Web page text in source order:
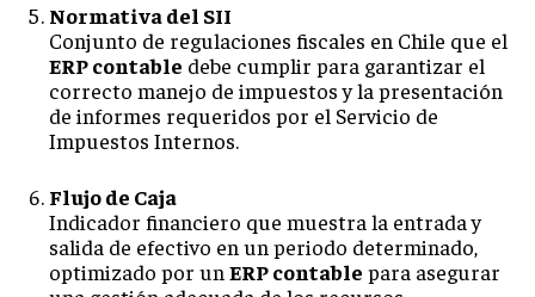
Normativa del SII
Conjunto de regulaciones fiscales en Chile que el
ERP contable debe cumplir para garantizar el
correcto manejo de impuestos y la presentación
de informes requeridos por el Servicio de
Impuestos Internos.
Flujo de Caja
Indicador financiero que muestra la entrada y
salida de efectivo en un periodo determinado,
optimizado por un ERP contable para asegurar